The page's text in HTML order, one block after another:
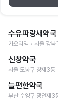
수유파랑새약국
가오리역 • 서울 강북
신창약국
서울 도봉구 창제3동
늘편한약국
부산 수영구 광안제3